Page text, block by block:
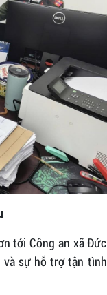
tới Công an xã Đức
sự hỗ trợ tận tình